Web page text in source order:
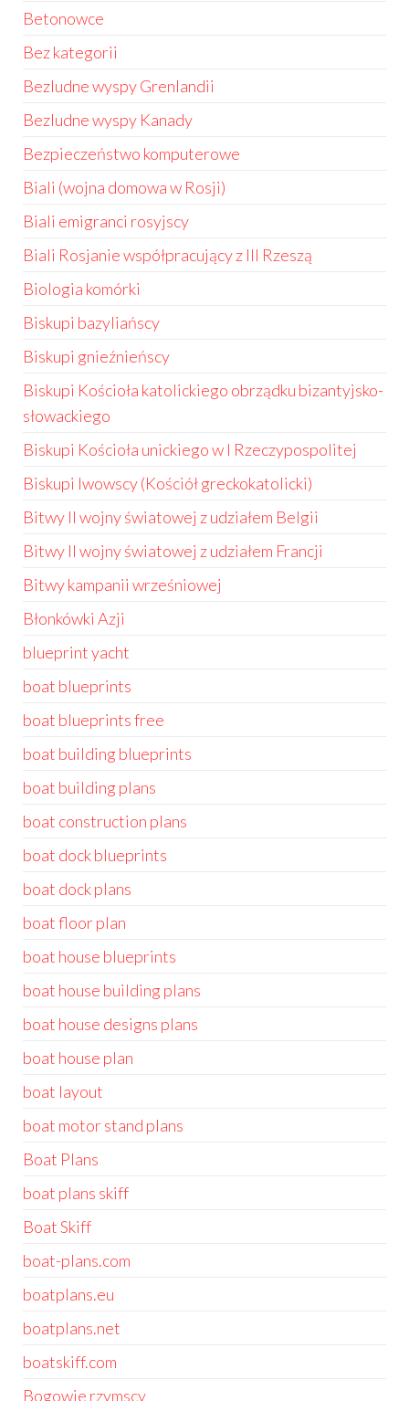
Betonowce
Bez kategorii
Bezludne wyspy Grenlandii
Bezludne wyspy Kanady
Bezpieczeństwo komputerowe
Biali (wojna domowa w Rosji)
Biali emigranci rosyjscy
Biali Rosjanie współpracujący z III Rzeszą
Biologia komórki
Biskupi bazyliańscy
Biskupi gnieźnieńscy
Biskupi Kościoła katolickiego obrządku bizantyjsko-
słowackiego
Biskupi Kościoła unickiego w I Rzeczypospolitej
Biskupi lwowscy (Kościół greckokatolicki)
Bitwy II wojny światowej z udziałem Belgii
Bitwy II wojny światowej z udziałem Francji
Bitwy kampanii wrześniowej
Błonkówki Azji
blueprint yacht
boat blueprints
boat blueprints free
boat building blueprints
boat building plans
boat construction plans
boat dock blueprints
boat dock plans
boat floor plan
boat house blueprints
boat house building plans
boat house designs plans
boat house plan
boat layout
boat motor stand plans
Boat Plans
boat plans skiff
Boat Skiff
boat-plans.com
boatplans.eu
boatplans.net
boatskiff.com
Bogowie rzymscy